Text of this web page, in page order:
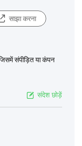
साझा करना
संपीड़ित या कंपन
संदेश छोड़ें